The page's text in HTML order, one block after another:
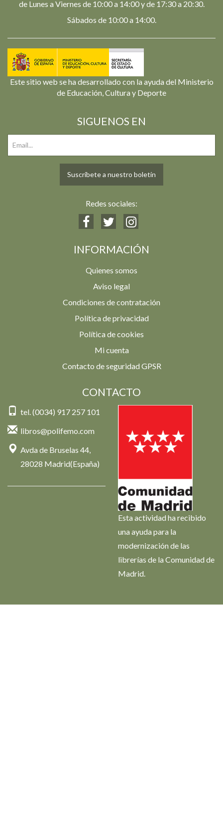
de Lunes a Viernes de 10:00 a 14:00 y de 17:30 a 20:30.
Sábados de 10:00 a 14:00.
Este sitio web se ha desarrollado con la ayuda del Ministerio
de Educación, Cultura y Deporte
SIGUENOS EN
Suscríbete a nuestro boletín
Redes sociales:
INFORMACIÓN
Quienes somos
Aviso legal
Condiciones de contratación
Política de privacidad
Política de cookies
Mi cuenta
Contacto de seguridad GPSR
CONTACTO
tel. (0034) 917 257 101
libros@polifemo.com
Avda de Bruselas 44,
28028 Madrid(España)
Esta actividad ha recibido
una ayuda para la
modernización de las
librerías de la Comunidad de
Madrid.